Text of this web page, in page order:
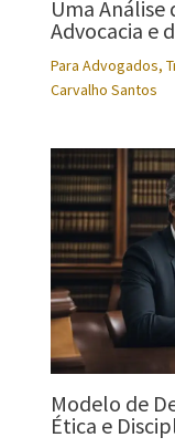
Uma
Advocacia e
Para Advogados,
Carvalho Santos
Modelo de
Ética e